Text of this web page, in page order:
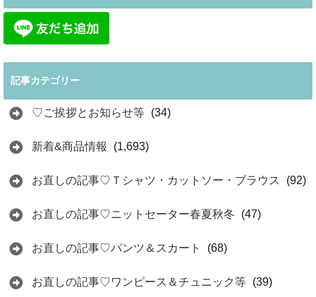
記事カテゴリー
♡ご挨拶とお知らせ等 (34)
新着&商品情報 (1,693)
お直しの記事♡Ｔシャツ・カットソー・ブラウス (92)
お直しの記事♡ニットセーター春夏秋冬 (47)
お直しの記事♡パンツ＆スカート (68)
お直しの記事♡ワンピース＆チュニック等 (39)